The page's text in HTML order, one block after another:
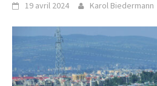
19 avril 2024 Karol Biedermann